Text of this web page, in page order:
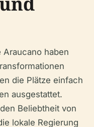
Araucano haben
die Plätze einfach
ausgestattet.
Beliebtheit von
lokale Regierung